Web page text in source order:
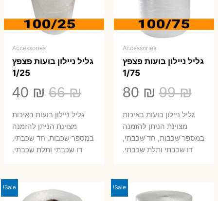
Accessories
גליל ניילון בועות פצפץ
1/75
99₪
המחיר
המקורי
היה:
99 ₪.
80 ₪
הנוכחיגליל ניילון בועות באיכות
מצוינת הניתן להזמנה
במספר שכבות, חד שכבתי,
דו שכבתי ותלת שכבתי.
Accessories
גליל ניילון בועות פצפץ
1/25
66₪
המחיר
המקורי
היה:
66 ₪.
40 ₪
₪.
גליל ניילון בועות באיכות
מצוינת הניתן להזמנה
במספר שכבות, חד שכבתי,
דו שכבתי ותלת שכבתי.
Sale!
Sale!